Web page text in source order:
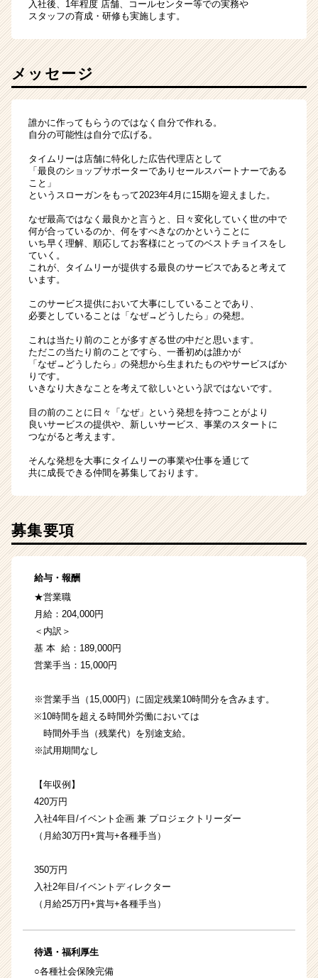
入社後、1年程度 店舗、コールセンター等での実務や
スタッフの育成・研修も実施します。
メッセージ
誰かに作ってもらうのではなく自分で作れる。
自分の可能性は自分で広げる。
タイムリーは店舗に特化した広告代理店として
「最良のショップサポーターでありセールスパートナーである
こと」
というスローガンをもって2023年4月に15期を迎えました。
なぜ最高ではなく最良かと言うと、日々変化していく世の中で
何が合っているのか、何をすべきなのかということに
いち早く理解、順応してお客様にとってのベストチョイスをし
ていく。
これが、タイムリーが提供する最良のサービスであると考えて
います。
このサービス提供において大事にしていることであり、
必要としていることは「なぜ→どうしたら」の発想。
これは当たり前のことが多すぎる世の中だと思います。
ただこの当たり前のことですら、一番初めは誰かが
「なぜ→どうしたら」の発想から生まれたものやサービスばか
りです。
いきなり大きなことを考えて欲しいという訳ではないです。
目の前のことに日々「なぜ」という発想を持つことがより
良いサービスの提供や、新しいサービス、事業のスタートに
つながると考えます。
そんな発想を大事にタイムリーの事業や仕事を通じて
共に成長できる仲間を募集しております。
募集要項
給与・報酬
★営業職
月給：204,000円
＜内訳＞
基 本 給：189,000円
営業手当：15,000円
※営業手当（15,000円）に固定残業10時間分を含みます。
※10時間を超える時間外労働においては
時間外手当（残業代）を別途支給。
※試用期間なし
【年収例】
420万円
入社4年目/イベント企画 兼 プロジェクトリーダー
（月給30万円+賞与+各種手当）
350万円
入社2年目/イベントディレクター
（月給25万円+賞与+各種手当）
待遇・福利厚生
○各種社会保険完備